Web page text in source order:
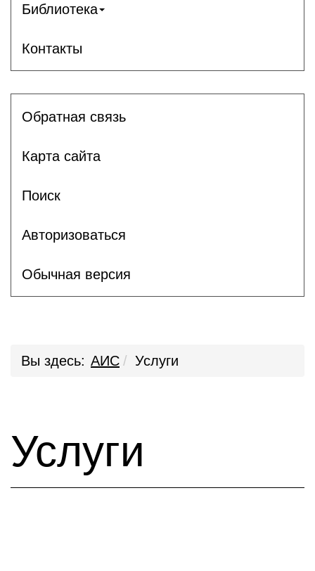
Библиотека
Контакты
Обратная связь
Карта сайта
Поиск
Авторизоваться
Обычная версия
Вы здесь: АИС Услуги
Услуги